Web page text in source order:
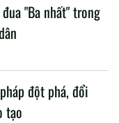
"Ba nhất" trong
đột phá, đổi
tạo